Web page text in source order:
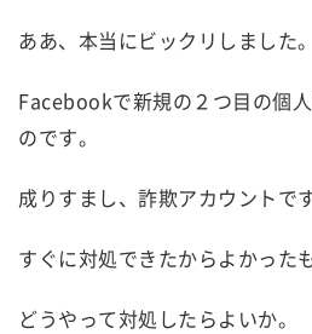
ああ、本当にビックリしました。
Facebookで新規の２つ目の個
のです。
成りすまし、詐欺アカウントです
すぐに対処できたからよかった
どうやって対処したらよいか。